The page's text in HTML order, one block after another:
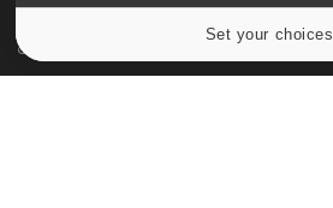
Qui sommes-nous
Conditions d'utilisation
Plan du site
Set your choices